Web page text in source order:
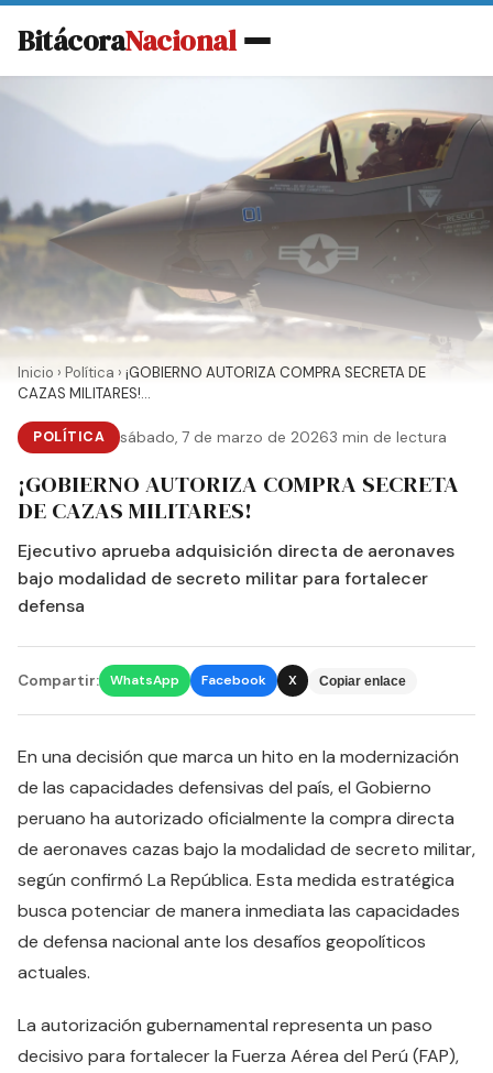
BitácoraNacional
Inicio › Política › ¡GOBIERNO AUTORIZA COMPRA SECRETA DE
CAZAS MILITARES!...
POLÍTICA sábado, 7 de marzo de 20263 min de lectura
¡GOBIERNO AUTORIZA COMPRA SECRETA
DE CAZAS MILITARES!
Ejecutivo aprueba adquisición directa de aeronaves
bajo modalidad de secreto militar para fortalecer
defensa
Compartir: WhatsApp Facebook X Copiar enlace
En una decisión que marca un hito en la modernización
de las capacidades defensivas del país, el Gobierno
peruano ha autorizado oficialmente la compra directa
de aeronaves cazas bajo la modalidad de secreto militar,
según confirmó La República. Esta medida estratégica
busca potenciar de manera inmediata las capacidades
de defensa nacional ante los desafíos geopolíticos
actuales.
La autorización gubernamental representa un paso
decisivo para fortalecer la Fuerza Aérea del Perú (FAP),